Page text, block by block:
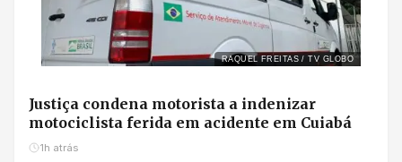
RAQUEL FREITAS / TV GLOBO
Justiça condena motorista a indenizar
motociclista ferida em acidente em Cuiabá
1h atrás